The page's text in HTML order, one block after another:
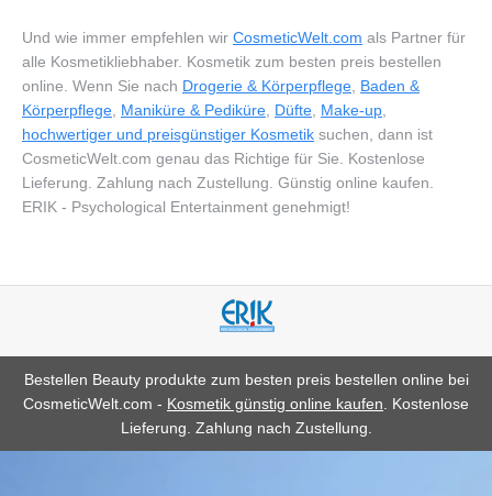
Und wie immer empfehlen wir CosmeticWelt.com als Partner für
alle Kosmetikliebhaber. Kosmetik zum besten preis bestellen
online. Wenn Sie nach Drogerie & Körperpflege Baden &
Körperpflege Maniküre & Pediküre Düfte Make-up
hochwertiger und preisgünstiger Kosmetik suchen, dann ist
CosmeticWelt.com genau das Richtige für Sie. Kostenlose
Lieferung. Zahlung nach Zustellung. Günstig online kaufen.
ERIK - Psychological Entertainment genehmigt!
Bestellen Beauty produkte zum besten preis bestellen online bei
CosmeticWelt.com - Kosmetik günstig online kaufen . Kostenlose
Lieferung. Zahlung nach Zustellung.